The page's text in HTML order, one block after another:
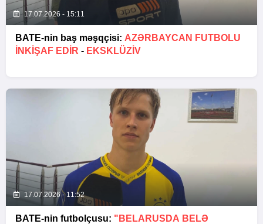
17.07.2026 - 15:11
BATE-nin baş məşqçisi: AZƏRBAYCAN FUTBOLU
INKIŞAF EDIR - EKSKLÜZİV
17.07.2026 - 11:52
BATE-nin futbolçusu: "BELARUSDA BELƏ